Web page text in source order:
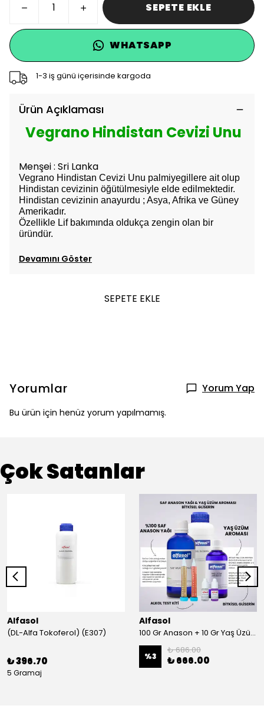
SEPETE EKLE
WHATSAPP
1-3 iş günü içerisinde kargoda
Ürün Açıklaması
Vegrano Hindistan Cevizi Unu
Menşei : Sri Lanka
Vegrano Hindistan Cevizi Unu palmiyegillere ait olup
Hindistan cevizinin öğütülmesiyle elde edilmektedir.
Hindistan cevizinin anayurdu ; Asya, Afrika ve Güney
Amerikadır.
Özellikle Lif bakımında oldukça zengin olan bir
üründür.
Devamını Göster
SEPETE EKLE
Yorumlar Yorum Yap
Bu ürün için henüz yorum yapılmamış.
Çok Satanlar
Alfasol
(DL-Alfa Tokoferol) (E307)
₺ 396.70
5 Gramaj
Alfasol
100 Gr Anason + 10 Gr Yaş Üzüm + 250 Gr Gliserin + Alkol Test Kiti
%3
₺ 686.00
₺ 666.00